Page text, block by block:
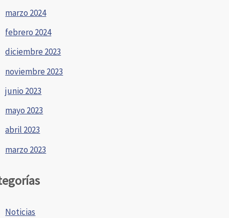
marzo 2024
febrero 2024
diciembre 2023
noviembre 2023
junio 2023
mayo 2023
abril 2023
marzo 2023
Noticias